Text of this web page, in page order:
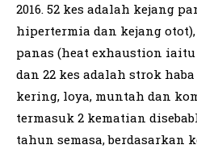
2016. 52 kes adalah kejang
hipertermia dan kejang
panas (heat exhaustion
dan 22 kes adalah strok
kering, loya, muntah dan
termasuk 2 kematian
tahun semasa, berdasarkan